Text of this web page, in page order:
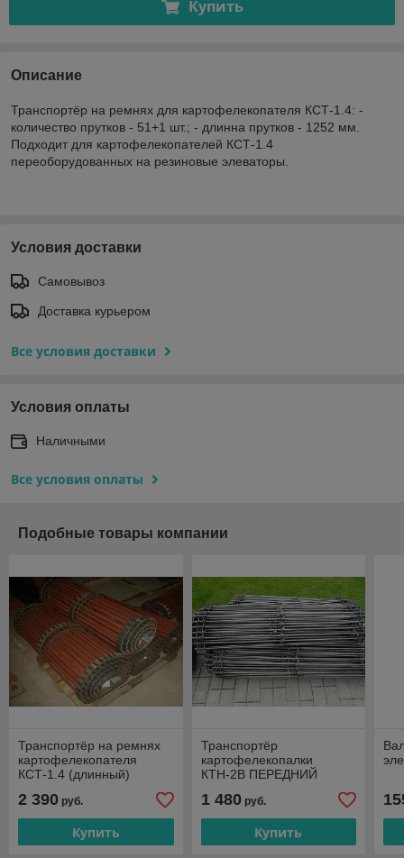
Купить
Описание
Транспортёр на ремнях для картофелекопателя КСТ-1.4: -
количество прутков - 51+1 шт.; - длинна прутков - 1252 мм.
Подходит для картофелекопателей КСТ-1.4
переоборудованных на резиновые элеваторы.
Условия доставки
Самовывоз
Доставка курьером
Все условия доставки
Условия оплаты
Наличными
Все условия оплаты
Подобные товары компании
Транспортёр на ремнях
картофелекопателя
КСТ-1.4 (длинный)
2 390 руб.
Купить
Транспортёр
картофелекопалки
КТН-2В ПЕРЕДНИЙ
1 480руб.
Купить